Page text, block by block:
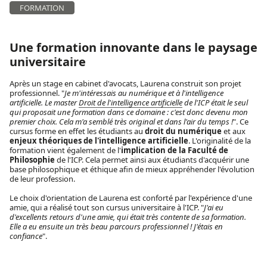
FORMATION
Une formation innovante dans le paysage
universitaire
Après un stage en cabinet d'avocats, Laurena construit son projet
professionnel. "Je m'intéressais au numérique et à l'intelligence
artificielle. Le masterDroit de l'intelligence artificiellede l'ICP était le seul
qui proposait une formation dans ce domaine : c'est donc devenu mon
premier choix. Cela m'a semblé très original et dans l'air du temps !". Ce
cursus forme en effet les étudiants au droit du numérique et aux
enjeux théoriques de l'intelligence artificielle. L'originalité de la
formation vient également de l'implication de la Faculté de
Philosophie de l'ICP. Cela permet ainsi aux étudiants d'acquérir une
base philosophique et éthique afin de mieux appréhender l'évolution
de leur profession.
Le choix d'orientation de Laurena est conforté par l'expérience d'une
amie, qui a réalisé tout son cursus universitaire à l'ICP. "J'ai eu
d'excellents retours d'une amie, qui était très contente de sa formation.
Elle a eu ensuite un très beau parcours professionnel ! J'étais en
confiance".